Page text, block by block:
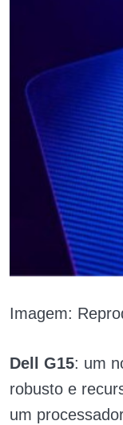
Imagem:
Dell G15: um
robusto e
um